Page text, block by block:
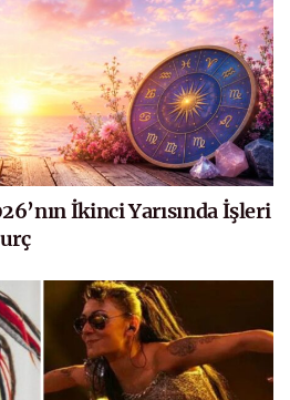
İkinci Yarısında İşleri